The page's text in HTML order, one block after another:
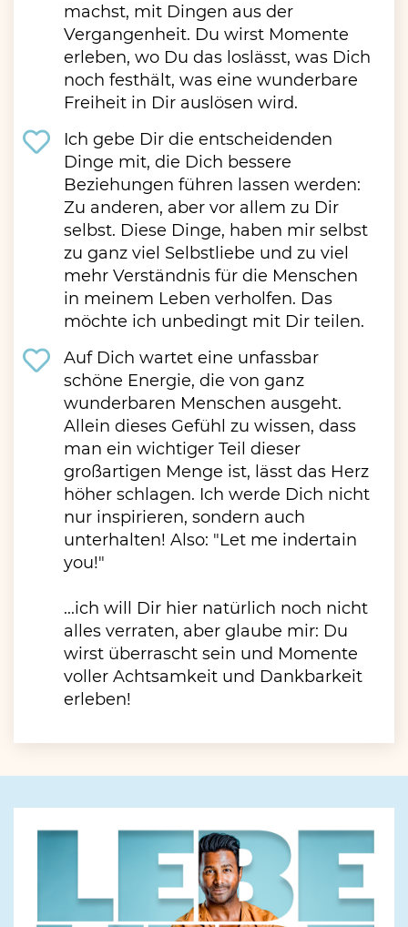
machst, mit Dingen aus der
Vergangenheit. Du wirst Momente
erleben, wo Du das loslässt, was Dich
noch festhält, was eine wunderbare
Freiheit in Dir auslösen wird.
Ich gebe Dir die entscheidenden
Dinge mit, die Dich bessere
Beziehungen führen lassen werden:
Zu anderen, aber vor allem zu Dir
selbst. Diese Dinge, haben mir selbst
zu ganz viel Selbstliebe und zu viel
mehr Verständnis für die Menschen
in meinem Leben verholfen. Das
möchte ich unbedingt mit Dir teilen.
Auf Dich wartet eine unfassbar
schöne Energie, die von ganz
wunderbaren Menschen ausgeht.
Allein dieses Gefühl zu wissen, dass
man ein wichtiger Teil dieser
großartigen Menge ist, lässt das Herz
höher schlagen. Ich werde Dich nicht
nur inspirieren, sondern auch
unterhalten! Also: "Let me indertain
you!"
...ich will Dir hier natürlich noch nicht
alles verraten, aber glaube mir: Du
wirst überrascht sein und Momente
voller Achtsamkeit und Dankbarkeit
erleben!